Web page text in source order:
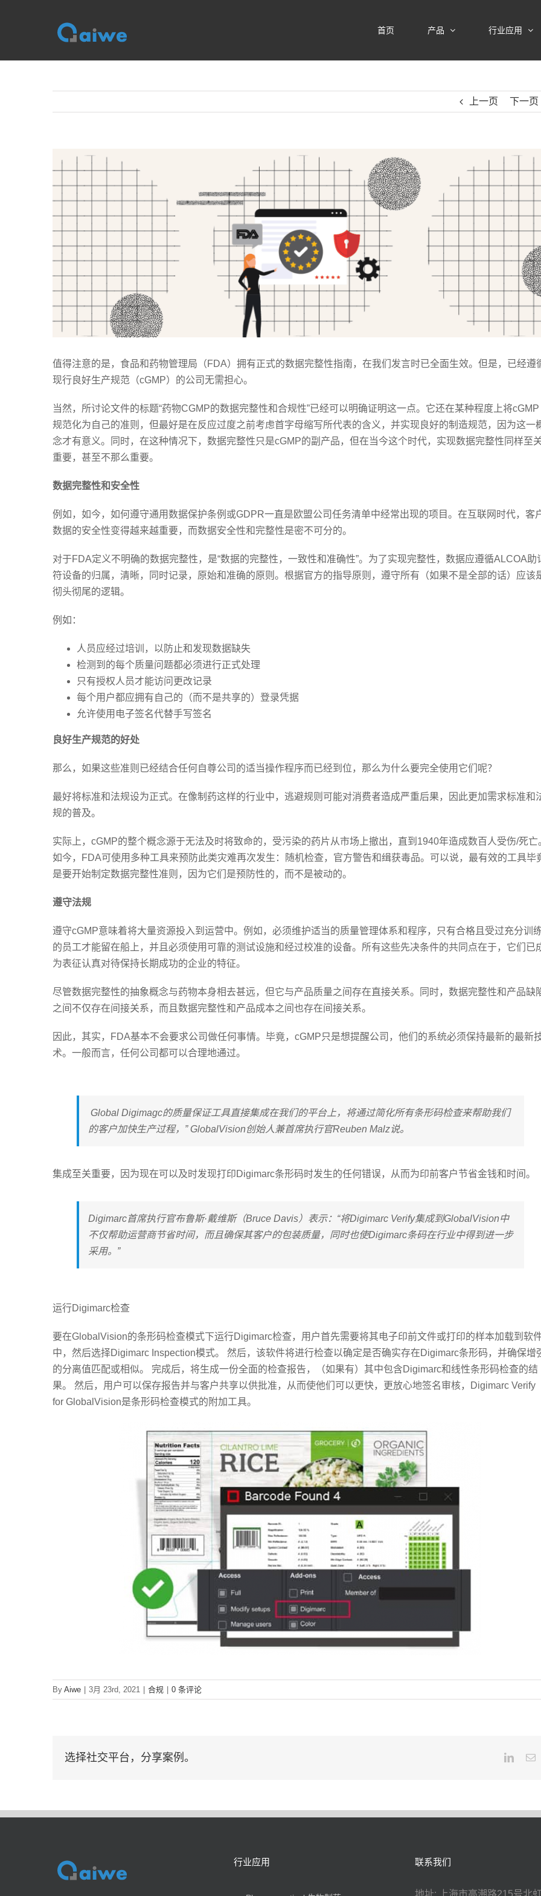
首页 产品 行业应用
上一页 下一页
看
大
值得注意的是，食品和药物管理局（FDA）拥有正式的数据完整性指南，在我们发言时已全面生效。但是，已经遵
现行良好生产规范（cGMP）的公司无需担心。
当然，所讨论文件的标题“药物CGMP的数据完整性和合规性”已经可以明确证明这一点。它还在某种程度上将cGMP
规范化为自己的准则，但最好是在反应过度之前考虑首字母缩写所代表的含义，并实现良好的制造规范，因为这一
念才有意义。同时，在这种情况下，数据完整性只是cGMP的副产品，但在当今这个时代，实现数据完整性同样至
重要，甚至不那么重要。
数据完整性和安全性
例如，如今，如何遵守通用数据保护条例或GDPR一直是欧盟公司任务清单中经常出现的项目。在互联网时代，客
数据的安全性变得越来越重要，而数据安全性和完整性是密不可分的。
对于FDA定义不明确的数据完整性，是“数据的完整性，一致性和准确性”。为了实现完整性，数据应遵循ALCOA助
符设备的归属，清晰，同时记录，原始和准确的原则。根据官方的指导原则，遵守所有（如果不是全部的话）应该
彻头彻尾的逻辑。
例如：
人员应经过培训，以防止和发现数据缺失
检测到的每个质量问题都必须进行正式处理
只有授权人员才能访问更改记录
每个用户都应拥有自己的（而不是共享的）登录凭据
允许使用电子签名代替手写签名
良好生产规范的好处
那么，如果这些准则已经结合任何自尊公司的适当操作程序而已经到位，那么为什么要完全使用它们呢？
最好将标准和法规设为正式。在像制药这样的行业中，逃避规则可能对消费者造成严重后果，因此更加需求标准和
规的普及。
实际上，cGMP的整个概念源于无法及时将致命的，受污染的药片从市场上撤出，直到1940年造成数百人受伤/死亡
如今，FDA可使用多种工具来预防此类灾难再次发生：随机检查，官方警告和缉获毒品。可以说，最有效的工具毕
是要开始制定数据完整性准则，因为它们是预防性的，而不是被动的。
遵守法规
遵守cGMP意味着将大量资源投入到运营中。例如，必须维护适当的质量管理体系和程序，只有合格且受过充分训
的员工才能留在船上，并且必须使用可靠的测试设施和经过校准的设备。所有这些先决条件的共同点在于，它们已
为表征认真对待保持长期成功的企业的特征。
尽管数据完整性的抽象概念与药物本身相去甚远，但它与产品质量之间存在直接关系。同时，数据完整性和产品缺
之间不仅存在间接关系，而且数据完整性和产品成本之间也存在间接关系。
因此，其实，FDA基本不会要求公司做任何事情。毕竟，cGMP只是想提醒公司，他们的系统必须保持最新的最新
术。一般而言，任何公司都可以合理地通过。
Global Digimagc的质量保证工具直接集成在我们的平台上，将通过简化所有条形码检查来帮助我们
的客户加快生产过程，” GlobalVision创始人兼首席执行官Reuben Malz说。
集成至关重要，因为现在可以及时发现打印Digimarc条形码时发生的任何错误，从而为印前客户节省金钱和时间。
Digimarc首席执行官布鲁斯·戴维斯（Bruce Davis）表示：“将Digimarc Verify集成到GlobalVision中
不仅帮助运营商节省时间，而且确保其客户的包装质量，同时也使Digimarc条码在行业中得到进一步
采用。”
运行Digimarc检查
要在GlobalVision的条形码检查模式下运行Digimarc检查，用户首先需要将其电子印前文件或打印的样本加载到软
中，然后选择Digimarc Inspection模式。 然后，该软件将进行检查以确定是否确实存在Digimarc条形码，并确保增
的分离值匹配或相似。 完成后，将生成一份全面的检查报告，（如果有）其中包含Digimarc和线性条形码检查的结
果。 然后，用户可以保存报告并与客户共享以供批准，从而使他们可以更快，更放心地签名审核，Digimarc Verify
for GlobalVision是条形码检查模式的附加工具。
By Aiwe 3月 23rd, 2021 合规 0 条评论
选择社交平台，分享案例。
行业应用 联系我们
地址: 上海市高潮路215号北